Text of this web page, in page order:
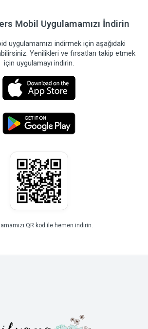
Mobil Uygulamamızı İndirin
uygulamamızı indirmek için aşağıdaki
Yenilikleri ve fırsatları takip etmek
için uygulamayı indirin.
QR kod ile hemen indirin.